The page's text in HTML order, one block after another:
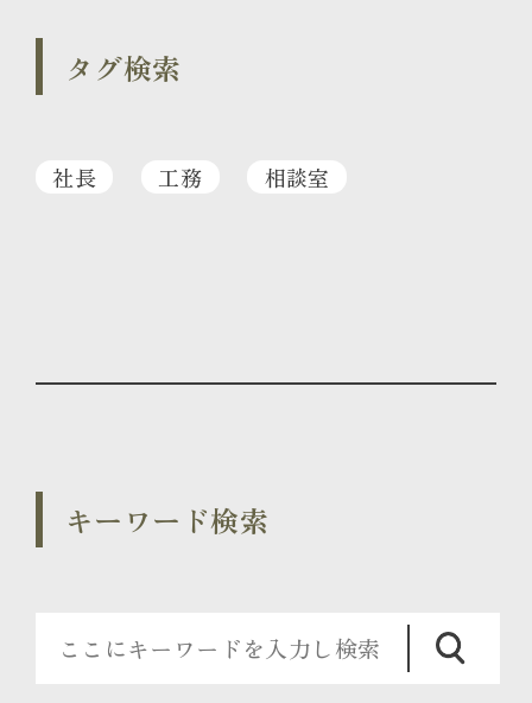
タグ検索
社長 工務 相談室
キーワード検索